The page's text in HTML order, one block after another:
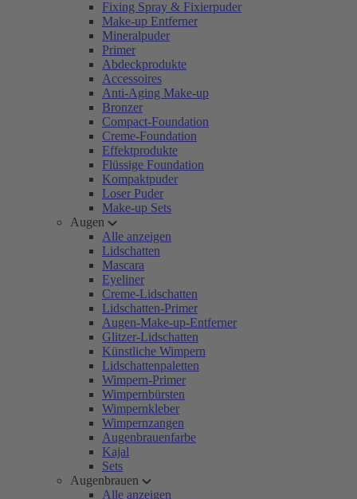
Fixing Spray & Fixierpuder
Make-up Entferner
Mineralpuder
Primer
Abdeckprodukte
Accessoires
Anti-Aging Make-up
Bronzer
Compact-Foundation
Creme-Foundation
Effektprodukte
Flüssige Foundation
Kompaktpuder
Loser Puder
Make-up Sets
Augen
Alle anzeigen
Lidschatten
Mascara
Eyeliner
Creme-Lidschatten
Lidschatten-Primer
Augen-Make-up-Entferner
Glitzer-Lidschatten
Künstliche Wimpern
Lidschattenpaletten
Wimpern-Primer
Wimpernbürsten
Wimpernkleber
Wimpernzangen
Augenbrauenfarbe
Kajal
Sets
Augenbrauen
Alle anzeigen